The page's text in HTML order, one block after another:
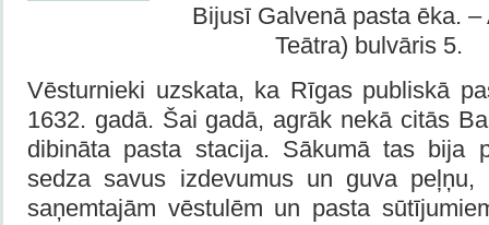
Bijusī Galvenā pasta ēka.
Teātra) bulvāris 5.
Vēsturnieki uzskata, ka Rīgas publiskā
1632. gadā. Šai gadā, agrāk nekā citās
dibināta pasta stacija. Sākumā tas bija
sedza savus izdevumus un guva peļņu,
saņemtajām vēstulēm un pasta